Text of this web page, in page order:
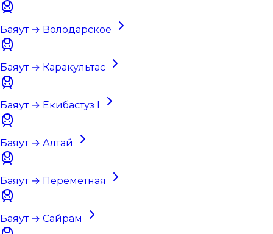
Баяут → Володарское
Баяут → Каракультас
Баяут → Екибастуз I
Баяут → Алтай
Баяут → Переметная
Баяут → Сайрам